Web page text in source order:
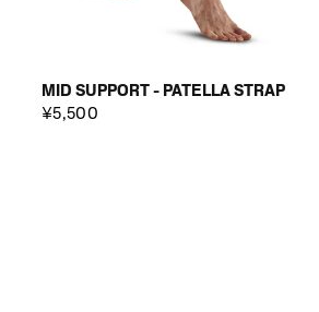
MID SUPPORT - PATELLA STRAP
¥5,500